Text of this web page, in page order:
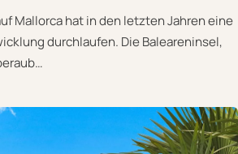
Mallorca hat in den letzten Jahren eine
durchlaufen. Die Baleareninsel,